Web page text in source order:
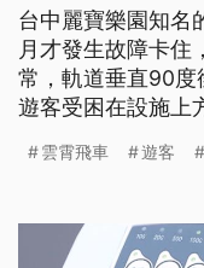
台中麗寶樂園知名
月才發生故障卡住
常，軌道垂直90度
遊客受困在設施上
雲霄飛車 遊客